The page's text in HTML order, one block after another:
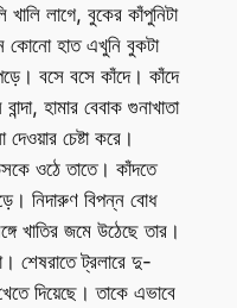
লাগে, বুকের কাঁপুনিটা
কোনো হাত এখুনি বুকটা
বসে বসে কাঁদে। কাঁদে
হামার বেবাক গুনাখাতা
চেষ্টা করে।
ওঠে তাতে। কাঁদতে
নিদারুণ বিপন্ন বোধ
খাতির জমে উঠেছে তার।
শেষরাতে ট্রলারে দু-
দিয়েছে। তাকে এভাবে